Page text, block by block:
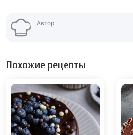
Автор
Похожие рецепты